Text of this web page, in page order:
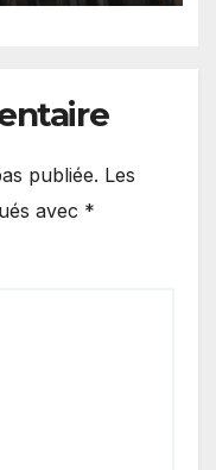
publiée. Les
avec *